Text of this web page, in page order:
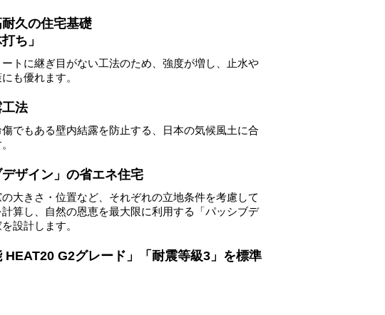
久の住宅基礎
ち」
トに継ぎ目がない工法のため、強度が増し、止水や
も優れます。
法
でもある壁内結露を防止する、日本の気候風土に合
デザイン」の省エネ住宅
大きさ・位置など、それぞれの立地条件を考慮して
算し、自然の恩恵を最大限に利用する「パッシブデ
設計します。
HEAT20 G2グレード」「耐震等級3」を標準